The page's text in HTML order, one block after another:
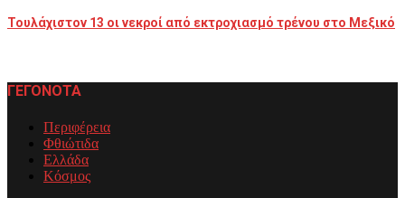
Τουλάχιστον 13 οι νεκροί από εκτροχιασμό τρένου στο Μεξικό
ΓΕΓΟΝΟΤΑ
Περιφέρεια
Φθιώτιδα
Ελλάδα
Κόσμος